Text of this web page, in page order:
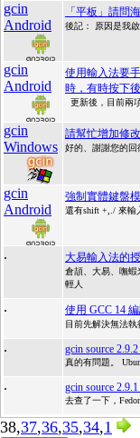
gcin
Android
「平板」請問
後記： 原因是我
gcin
Android
使用輸入法要
時，有時按下
更新後，目前兩
gcin
Windows
請幫忙增加修
好的、謝謝您的回
gcin
Android
強制實體鍵盤
還有shift +,./ 來輸
. 大易輸入法的
倉頡、大易、嘸
輕人
. 使用 GCC 14
目前先解決無法執
. gcin source 2.9.2
真的有問題。
. gcin source 2.9.1
去查了一下，
38,37,36,35,34,1